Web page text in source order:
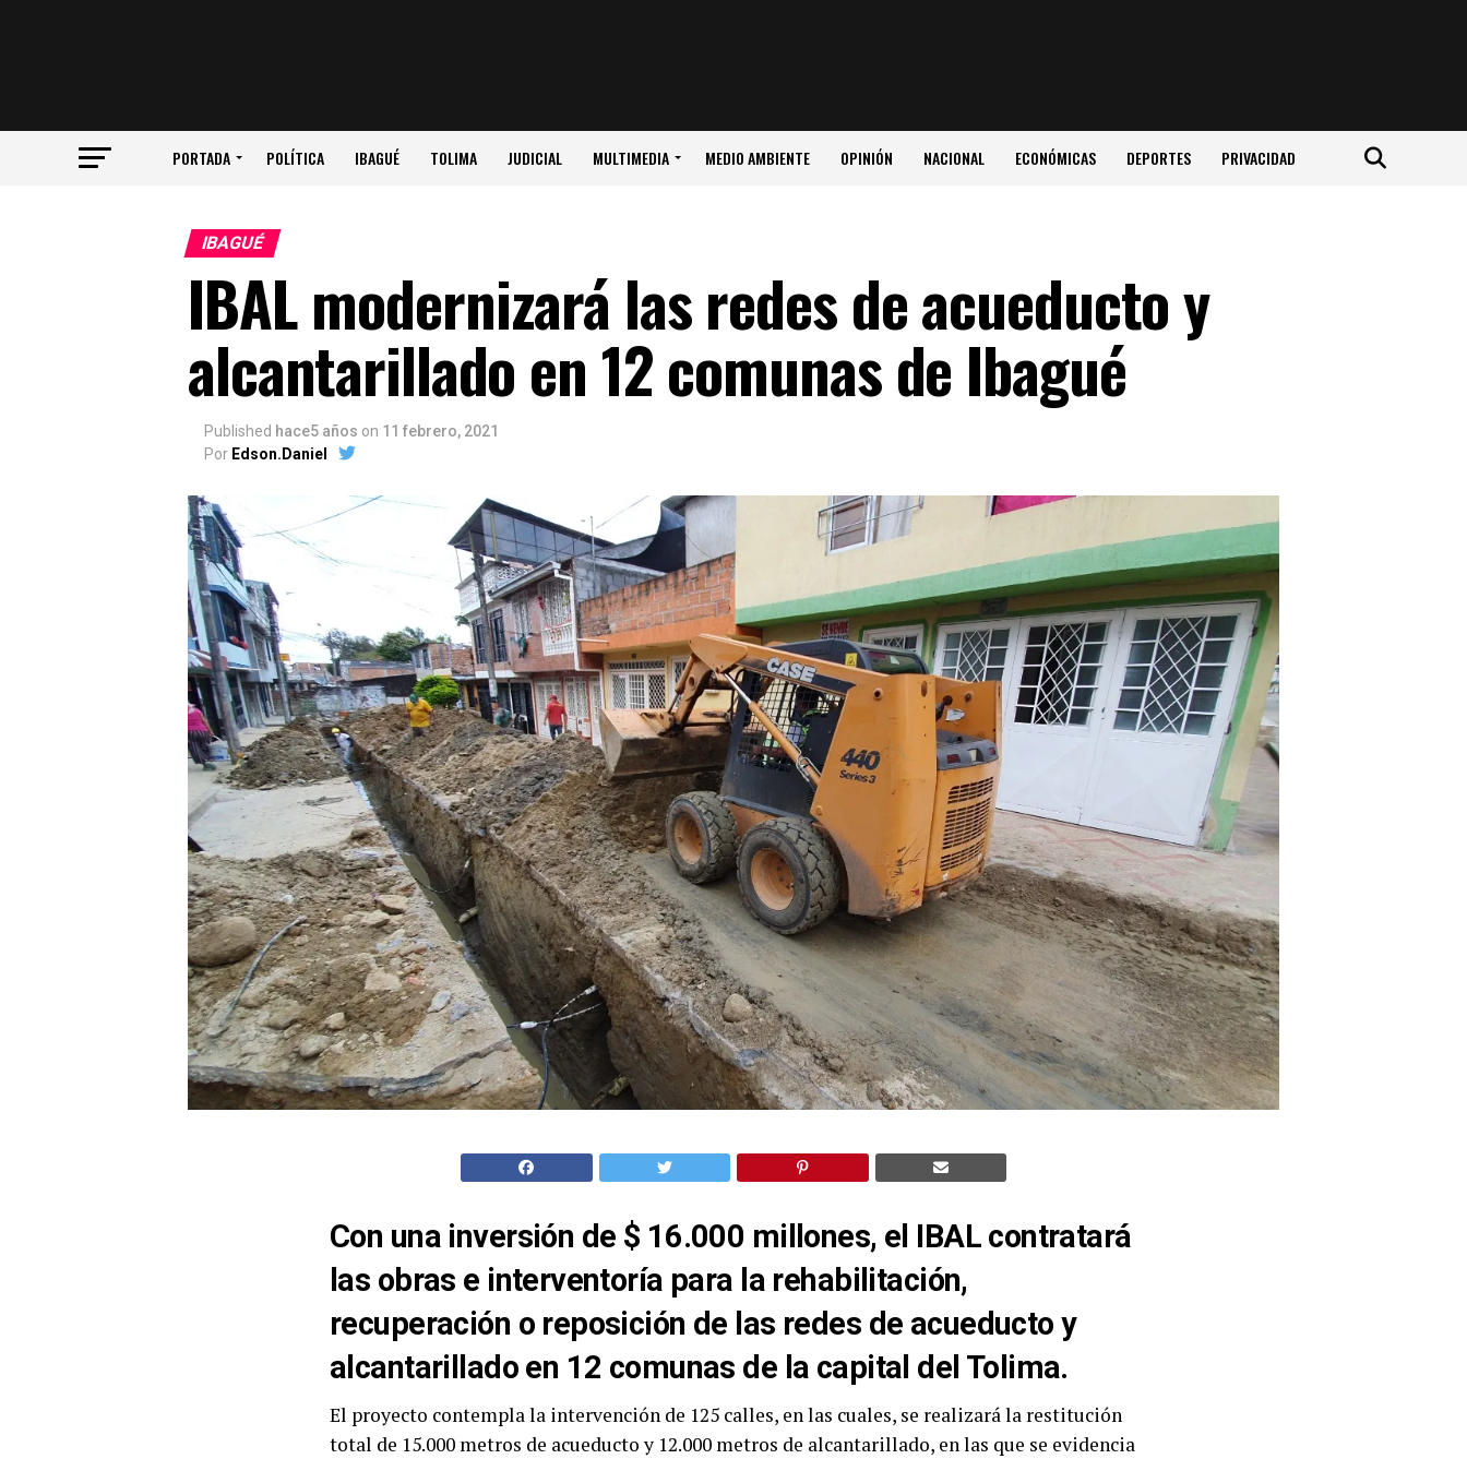
PORTADA POLÍTICA IBAGUÉ TOLIMA JUDICIAL MULTIMEDIA MEDIO AMBIENTE OPINIÓN NACIONAL ECONÓMICAS DEPORTES PRIVACIDAD
IBAGUÉ
IBAL modernizará las redes de acueducto y
alcantarillado en 12 comunas de Ibagué
Published hace5 años on 11 febrero, 2021
Por Edson.Daniel
Con una inversión de $ 16.000 millones, el IBAL contratará
las obras e interventoría para la rehabilitación,
recuperación o reposición de las redes de acueducto y
alcantarillado en 12 comunas de la capital del Tolima.
El proyecto contempla la intervención de 125 calles, en las cuales, se realizará la restitución
total de 15.000 metros de acueducto y 12.000 metros de alcantarillado, en las que se evidencia